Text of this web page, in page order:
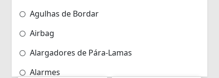
Agulhas de Bordar
Airbag
Alargadores de Pára-Lamas
Alarmes